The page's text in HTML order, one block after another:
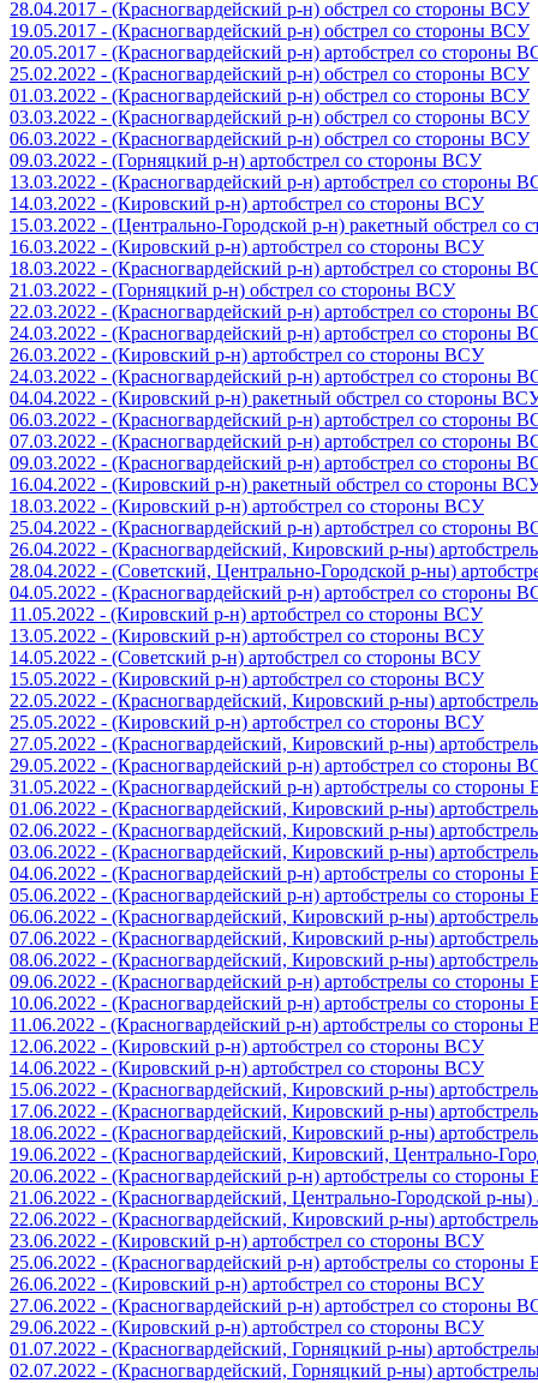
28.04.2017 - (Красногвардейский р-н) обстрел со стороны ВСУ
19.05.2017 - (Красногвардейский р-н) обстрел со стороны ВСУ
20.05.2017 - (Красногвардейский р-н) артобстрел со стороны
25.02.2022 - (Красногвардейский р-н) обстрел со стороны ВСУ
01.03.2022 - (Красногвардейский р-н) обстрел со стороны ВСУ
03.03.2022 - (Красногвардейский р-н) обстрел со стороны ВСУ
06.03.2022 - (Красногвардейский р-н) обстрел со стороны ВСУ
09.03.2022 - (Горняцкий р-н) артобстрел со стороны ВСУ
13.03.2022 - (Красногвардейский р-н) артобстрел со стороны
14.03.2022 - (Кировский р-н) артобстрел со стороны ВСУ
15.03.2022 - (Центрально-Городской р-н) ракетный обстрел со
16.03.2022 - (Кировский р-н) артобстрел со стороны ВСУ
18.03.2022 - (Красногвардейский р-н) артобстрел со стороны
21.03.2022 - (Горняцкий р-н) обстрел со стороны ВСУ
22.03.2022 - (Красногвардейский р-н) артобстрел со стороны
24.03.2022 - (Красногвардейский р-н) артобстрел со стороны
26.03.2022 - (Кировский р-н) артобстрел со стороны ВСУ
24.03.2022 - (Красногвардейский р-н) артобстрел со стороны
04.04.2022 - (Кировский р-н) ракетный обстрел со стороны
06.03.2022 - (Красногвардейский р-н) артобстрел со стороны
07.03.2022 - (Красногвардейский р-н) артобстрел со стороны
09.03.2022 - (Красногвардейский р-н) артобстрел со стороны
16.04.2022 - (Кировский р-н) ракетный обстрел со стороны
18.03.2022 - (Кировский р-н) артобстрел со стороны ВСУ
25.04.2022 - (Красногвардейский р-н) артобстрел со стороны
26.04.2022 - (Красногвардейский, Кировский р-ны)
28.04.2022 - (Советский, Центрально-Городской р-ны)
04.05.2022 - (Красногвардейский р-н) артобстрел со стороны
11.05.2022 - (Кировский р-н) артобстрел со стороны ВСУ
13.05.2022 - (Кировский р-н) артобстрел со стороны ВСУ
14.05.2022 - (Советский р-н) артобстрел со стороны ВСУ
15.05.2022 - (Кировский р-н) артобстрел со стороны ВСУ
22.05.2022 - (Красногвардейский, Кировский р-ны)
25.05.2022 - (Кировский р-н) артобстрел со стороны ВСУ
27.05.2022 - (Красногвардейский, Кировский р-ны)
29.05.2022 - (Красногвардейский р-н) артобстрел со стороны
31.05.2022 - (Красногвардейский р-н) артобстрелы со
01.06.2022 - (Красногвардейский, Кировский р-ны)
02.06.2022 - (Красногвардейский, Кировский р-ны)
03.06.2022 - (Красногвардейский, Кировский р-ны)
04.06.2022 - (Красногвардейский р-н) артобстрелы со
05.06.2022 - (Красногвардейский р-н) артобстрелы со
06.06.2022 - (Красногвардейский, Кировский р-ны)
07.06.2022 - (Красногвардейский, Кировский р-ны)
08.06.2022 - (Красногвардейский, Кировский р-ны)
09.06.2022 - (Красногвардейский р-н) артобстрелы со
10.06.2022 - (Красногвардейский р-н) артобстрелы со
11.06.2022 - (Красногвардейский р-н) артобстрелы со стороны
12.06.2022 - (Кировский р-н) артобстрел со стороны ВСУ
14.06.2022 - (Кировский р-н) артобстрел со стороны ВСУ
15.06.2022 - (Красногвардейский, Кировский р-ны)
17.06.2022 - (Красногвардейский, Кировский р-ны)
18.06.2022 - (Красногвардейский, Кировский р-ны)
19.06.2022 - (Красногвардейский, Кировский, Центрально-
20.06.2022 - (Красногвардейский р-н) артобстрелы со
21.06.2022 - (Красногвардейский, Центрально-Городской р-
22.06.2022 - (Красногвардейский, Кировский р-ны)
23.06.2022 - (Кировский р-н) артобстрел со стороны ВСУ
25.06.2022 - (Красногвардейский р-н) артобстрелы со
26.06.2022 - (Кировский р-н) артобстрел со стороны ВСУ
27.06.2022 - (Красногвардейский р-н) артобстрел со стороны
29.06.2022 - (Кировский р-н) артобстрел со стороны ВСУ
01.07.2022 - (Красногвардейский, Горняцкий р-ны)
02.07.2022 - (Красногвардейский, Горняцкий р-ны)